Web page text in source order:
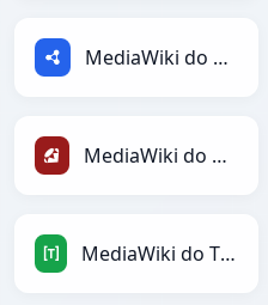
MediaWiki do RDF
MediaWiki do Ruby
MediaWiki do TOML